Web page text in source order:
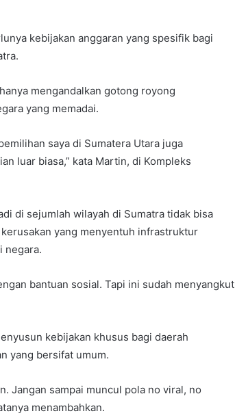
kebijakan anggaran yang spesifik bagi
mengandalkan gotong royong
yang memadai.
saya di Sumatera Utara juga
luar biasa,” kata Martin, di Kompleks
di sejumlah wilayah di Sumatra tidak bisa
yang menyentuh infrastruktur
negara.
bantuan sosial. Tapi ini sudah menyangkut
kebijakan khusus bagi daerah
yang bersifat umum.
Jangan sampai muncul pola no viral, no
menambahkan.